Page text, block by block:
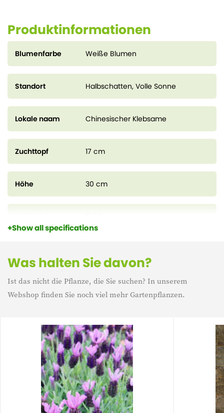
Produktinformationen
Blumenfarbe Weiße Blumen
Standort Halbschatten, Volle Sonne
Lokale naam Chinesischer Klebsame
Zuchttopf 17 cm
Höhe 30 cm
Lebensdauer Mehrjährig
Immergrün Immergrün
Show all specifications
Was halten Sie davon?
Ist das nicht die Pflanze, die Sie suchen? In unserem
Webshop finden Sie noch viel mehr Gartenpflanzen.